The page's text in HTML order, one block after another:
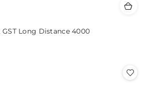
GST Long Distance 4000